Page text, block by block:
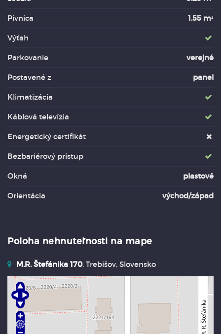
Pivnica 1.55 m²
Výťah
Parkovanie verejné
Postavené z panel
Klimatizácia
Káblová televízia
Energetický certifikát
Bezbariérový prístup
Okná plastové
Orientácia východ/západ
Poloha nehnuteľnosti na mape
M.R. Štefánika 170, Trebišov, Slovensko